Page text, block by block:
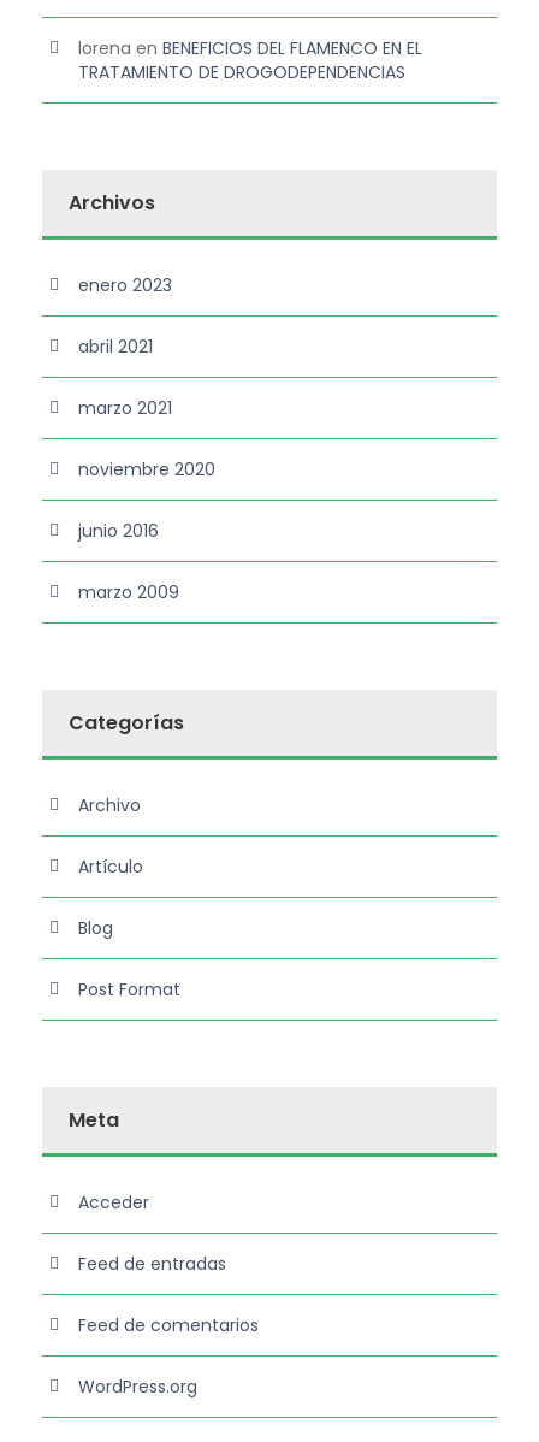
lorena en BENEFICIOS DEL FLAMENCO EN EL
TRATAMIENTO DE DROGODEPENDENCIAS
Archivos
enero 2023
abril 2021
marzo 2021
noviembre 2020
junio 2016
marzo 2009
Categorías
Archivo
Artículo
Blog
Post Format
Meta
Acceder
Feed de entradas
Feed de comentarios
WordPress.org